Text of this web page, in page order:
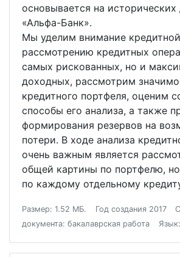
основывается на
«Альфа-Банк».
Мы уделим внимание
рассмотрению кредитных
самых рискованных, но и
доходных, рассмотрим
кредитного портфеля, оценим
способы его анализа, а также
формирования резервов на
потери. В ходе анализа
очень важным является
общей картины по портфелю,
по каждому отдельному
Размер: 1.52 МБ. Год создания 2017
документа: бакалаврская работа